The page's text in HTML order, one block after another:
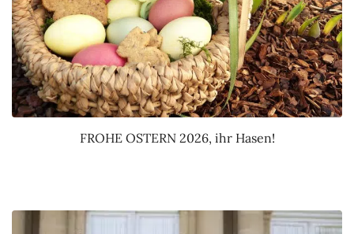
FROHE OSTERN 2026, ihr Hasen!